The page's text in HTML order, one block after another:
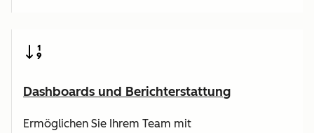
Dashboards und Berichterstattung
Ermöglichen Sie Ihrem Team mit